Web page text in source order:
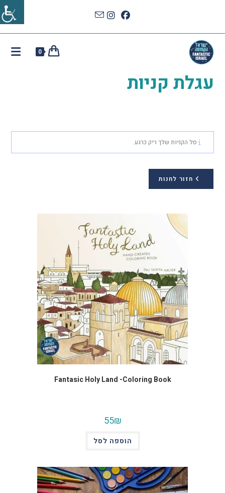
0
עגלת קניות
סל הקניות שלך ריק כרגע.
חזור לחנות
Fantasic Holy Land -Coloring Book
55₪
הוספה לסל